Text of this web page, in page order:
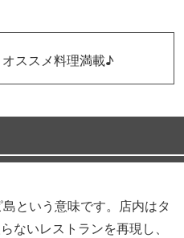
ススメ料理満載♪
という意味です。店内はタ
ないレストランを再現し、